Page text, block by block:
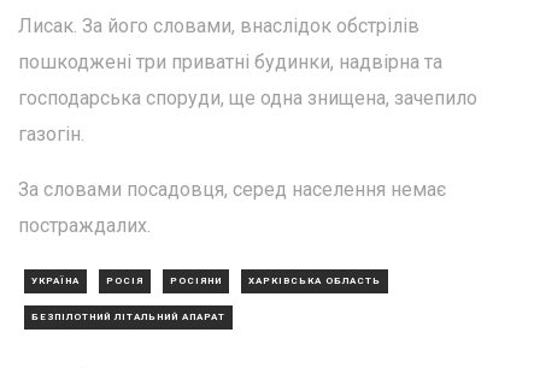
Лисак. За його словами, внаслідок обстрілів
пошкоджені три приватні будинки, надвірна та
господарська споруди, ще одна знищена, зачепило
газогін.
За словами посадовця, серед населення немає
постраждалих.
УКРАЇНА РОСІЯ РОСІЯНИ ХАРКІВСЬКА ОБЛАСТЬ
БЕЗПІЛОТНИЙ ЛІТАЛЬНИЙ АПАРАТ